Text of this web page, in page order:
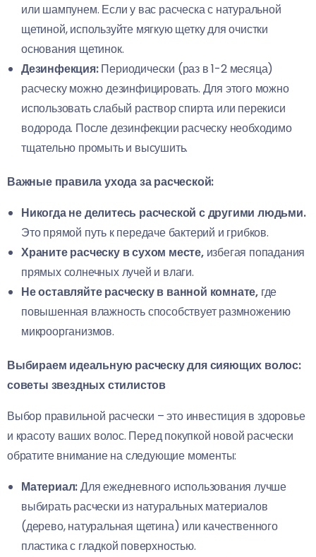
или шампунем. Если у вас расческа с натуральной
щетиной, используйте мягкую щетку для очистки
основания щетинок.
Дезинфекция:Периодически (раз в 1-2 месяца)
расческу можно дезинфицировать. Для этого можно
использовать слабый раствор спирта или перекиси
водорода. После дезинфекции расческу необходимо
тщательно промыть и высушить.
Важные правила ухода за расческой:
Никогда не делитесь расческой с другими людьми.
Это прямой путь к передаче бактерий и грибков.
Храните расческу в сухом месте,избегая попадания
прямых солнечных лучей и влаги.
Не оставляйте расческу в ванной комнате, где
повышенная влажность способствует размножению
микроорганизмов.
Выбираем идеальную расческу для сияющих волос:
советы звездных стилистов
Выбор правильной расчески – это инвестиция в здоровье
и красоту ваших волос. Перед покупкой новой расчески
обратите внимание на следующие моменты:
Материал:Для ежедневного использования лучше
выбирать расчески из натуральных материалов
(дерево, натуральная щетина) или качественного
пластика с гладкой поверхностью.